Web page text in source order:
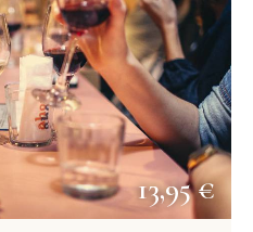
13,95 €